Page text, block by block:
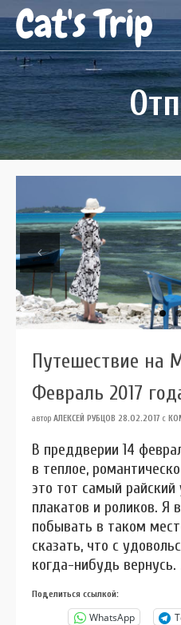
Cat's Trip
Previous
Путешествие на
Февраль 2017
автор АЛЕКСЕЙ РУБЦОВ 28.02.2017 с
В преддверии 14
в теплое,
это тот самый
плакатов и роликов. Я
побывать в таком
сказать, что с
когда-нибудь вернусь.
Поделиться ссылкой:
WhatsApp